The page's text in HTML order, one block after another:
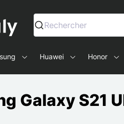
Zubehör für Smartphones
Rechercher
Huawei Honor
Galaxy S21